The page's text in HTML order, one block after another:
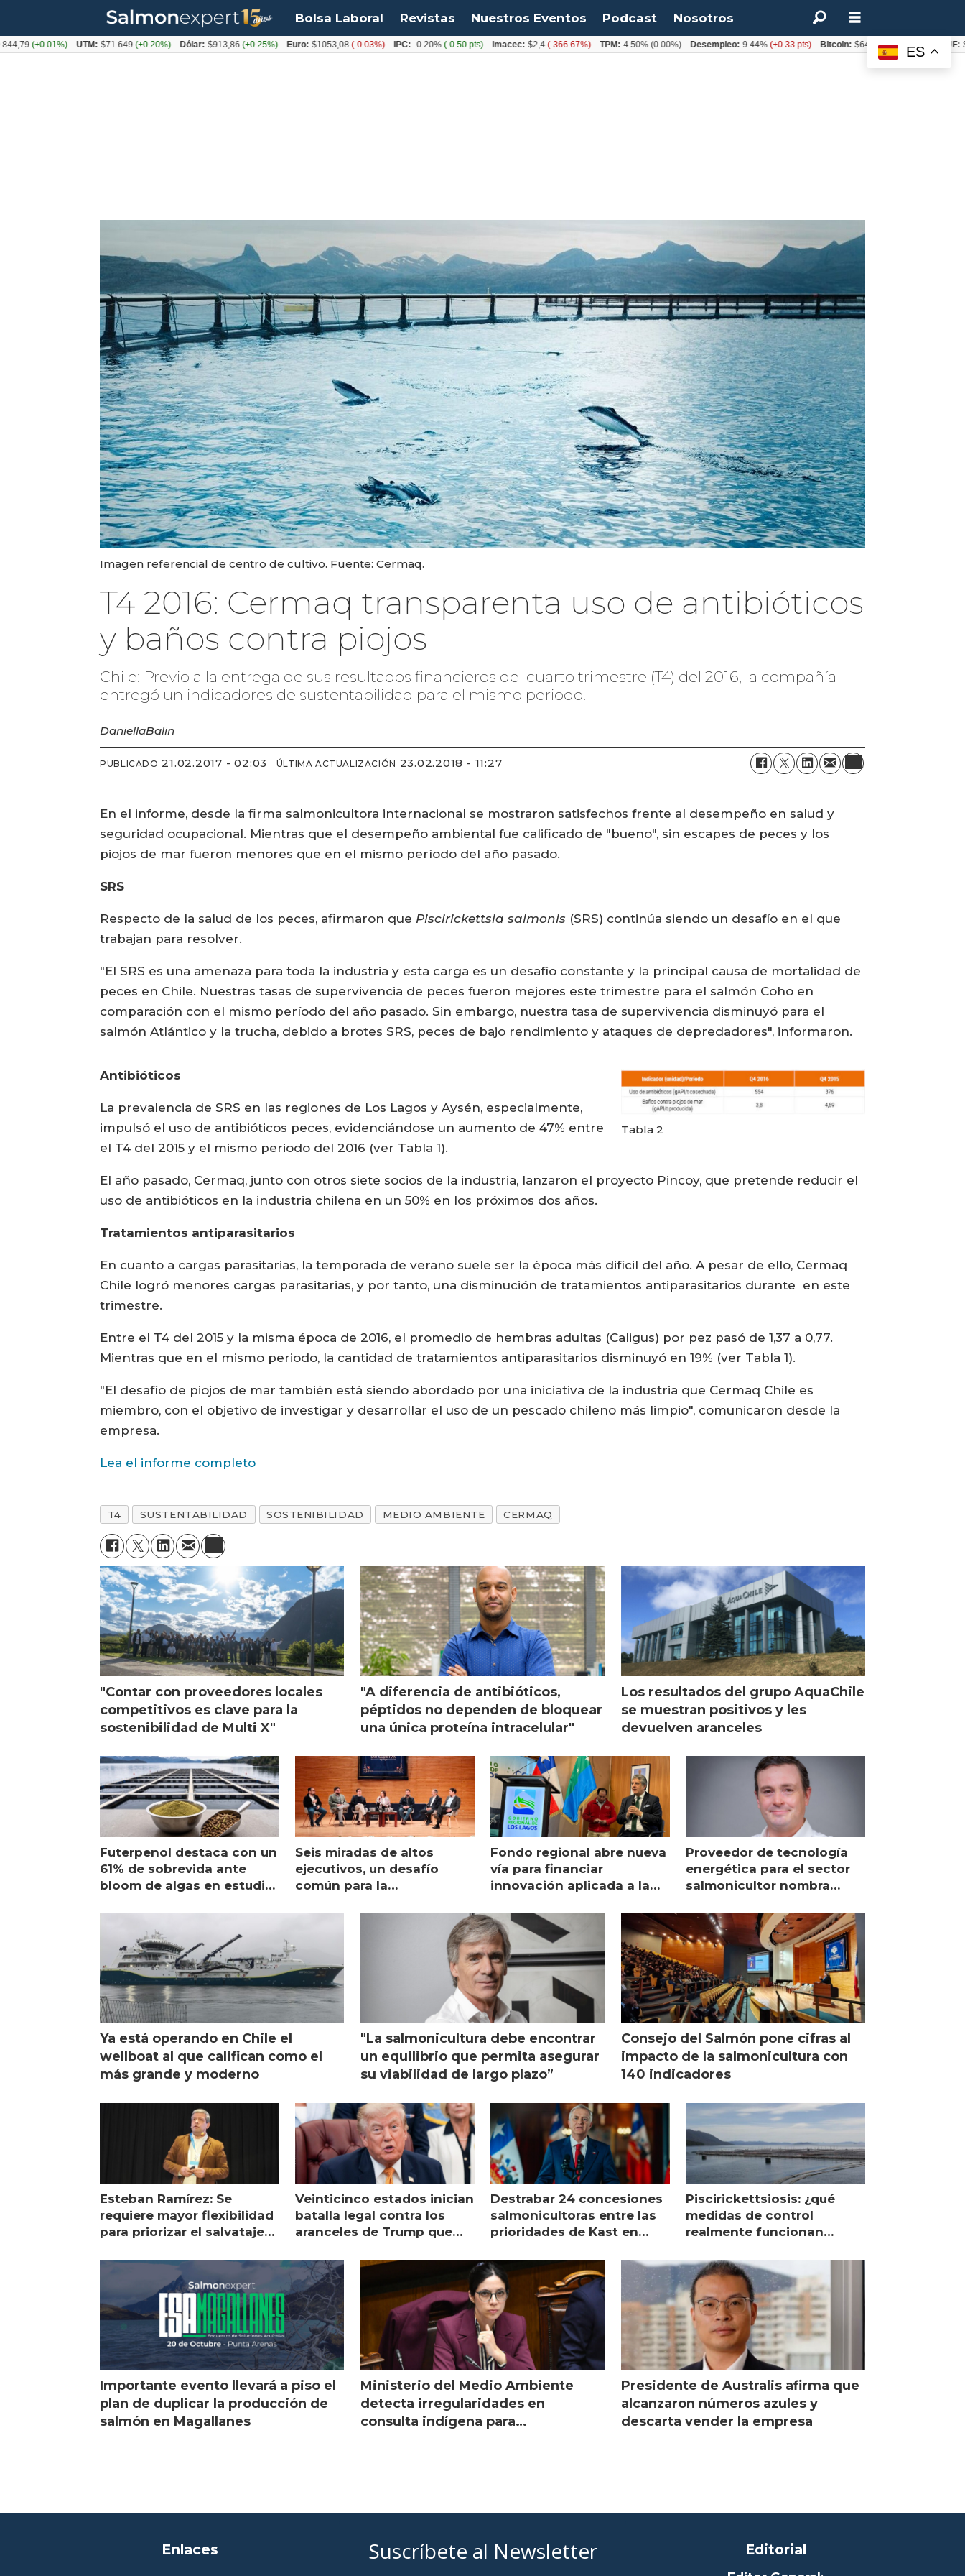
Bolsa Laboral Revistas Nuestros Eventos Podcast Nosotros
Imagen referencial de centro de cultivo. Fuente: Cermaq.
T4 2016: Cermaq transparenta uso de antibióticos
y baños contra piojos
Chile: Previo a la entrega de sus resultados financieros del cuarto trimestre (T4) del 2016, la compañía
entregó un indicadores de sustentabilidad para el mismo periodo.
DaniellaBalin
PUBLICADO 21.02.2017 - 02:03 ÚLTIMA ACTUALIZACIÓN 23.02.2018 - 11:27
En el informe, desde la firma salmonicultora internacional se mostraron satisfechos frente al desempeño en salud y
seguridad ocupacional. Mientras que el desempeño ambiental fue calificado de "bueno", sin escapes de peces y los
piojos de mar fueron menores que en el mismo período del año pasado.
SRS
Respecto de la salud de los peces, afirmaron que Piscirickettsia salmonis (SRS) continúa siendo un desafío en el que
trabajan para resolver.
"El SRS es una amenaza para toda la industria y esta carga es un desafío constante y la principal causa de mortalidad de
peces en Chile. Nuestras tasas de supervivencia de peces fueron mejores este trimestre para el salmón Coho en
comparación con el mismo período del año pasado. Sin embargo, nuestra tasa de supervivencia disminuyó para el
salmón Atlántico y la trucha, debido a brotes SRS, peces de bajo rendimiento y ataques de depredadores", informaron.
Tabla 2
Antibióticos
La prevalencia de SRS en las regiones de Los Lagos y Aysén, especialmente,
impulsó el uso de antibióticos peces, evidenciándose un aumento de 47% entre
el T4 del 2015 y el mismo periodo del 2016 (ver Tabla 1).
El año pasado, Cermaq, junto con otros siete socios de la industria, lanzaron el proyecto Pincoy, que pretende reducir el
uso de antibióticos en la industria chilena en un 50% en los próximos dos años.
Tratamientos antiparasitarios
En cuanto a cargas parasitarias, la temporada de verano suele ser la época más difícil del año. A pesar de ello, Cermaq
Chile logró menores cargas parasitarias, y por tanto, una disminución de tratamientos antiparasitarios durante en este
trimestre.
Entre el T4 del 2015 y la misma época de 2016, el promedio de hembras adultas (Caligus) por pez pasó de 1,37 a 0,77.
Mientras que en el mismo periodo, la cantidad de tratamientos antiparasitarios disminuyó en 19% (ver Tabla 1).
"El desafío de piojos de mar también está siendo abordado por una iniciativa de la industria que Cermaq Chile es
miembro, con el objetivo de investigar y desarrollar el uso de un pescado chileno más limpio", comunicaron desde la
empresa.
Lea el informe completo
T4 SUSTENTABILIDAD SOSTENIBILIDAD MEDIO AMBIENTE CERMAQ
"Contar con proveedores locales
competitivos es clave para la
sostenibilidad de Multi X"
"A diferencia de antibióticos,
péptidos no dependen de bloquear
una única proteína intracelular"
Los resultados del grupo AquaChile
se muestran positivos y les
devuelven aranceles
Futerpenol destaca con un
61% de sobrevida ante
bloom de algas en estudio
Seis miradas de altos
ejecutivos, un desafío
común para la
Fondo regional abre nueva
vía para financiar
innovación aplicada a la
Proveedor de tecnología
energética para el sector
salmonicultor nombra
Ya está operando en Chile el
wellboat al que califican como el
más grande y moderno
"La salmonicultura debe encontrar
un equilibrio que permita asegurar
su viabilidad de largo plazo”
Consejo del Salmón pone cifras al
impacto de la salmonicultura con
140 indicadores
Esteban Ramírez: Se
requiere mayor flexibilidad
para priorizar el salvataje
Veinticinco estados inician
batalla legal contra los
aranceles de Trump que
Destrabar 24 concesiones
salmonicultoras entre las
prioridades de Kast en
Piscirickettsiosis: ¿qué
medidas de control
realmente funcionan
Importante evento llevará a piso el
plan de duplicar la producción de
salmón en Magallanes
Ministerio del Medio Ambiente
detecta irregularidades en
consulta indígena para
Presidente de Australis afirma que
alcanzaron números azules y
descarta vender la empresa
Enlaces Suscríbete al Newsletter Editorial
ES
(+0.01%) UTM: $71.649(+0.20%) Dólar: $913,86(+0.25%) Euro: $1053,08(-0.03%) IPC: -0.20%(-0.50 pts) Imacec: $2,4(-366.67%) TPM: 4.50%(0.00%) Desempleo: 9.44%(+0.33 pts) Bitcoin: $64.600,08 (+2.93%)